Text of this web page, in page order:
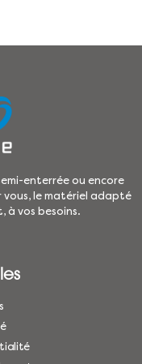
enterrée ou encore
vous, le matériel adapté
à vos besoins.